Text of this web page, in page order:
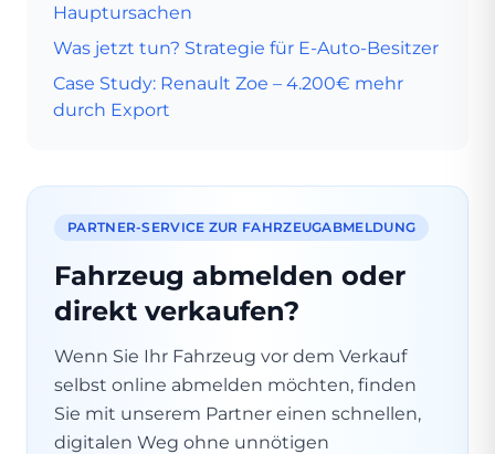
Hauptursachen
Was jetzt tun? Strategie für E-Auto-Besitzer
Case Study: Renault Zoe – 4.200€ mehr
durch Export
PARTNER-SERVICE ZUR FAHRZEUGABMELDUNG
Fahrzeug abmelden oder
direkt verkaufen?
Wenn Sie Ihr Fahrzeug vor dem Verkauf
selbst online abmelden möchten, finden
Sie mit unserem Partner einen schnellen,
digitalen Weg ohne unnötigen